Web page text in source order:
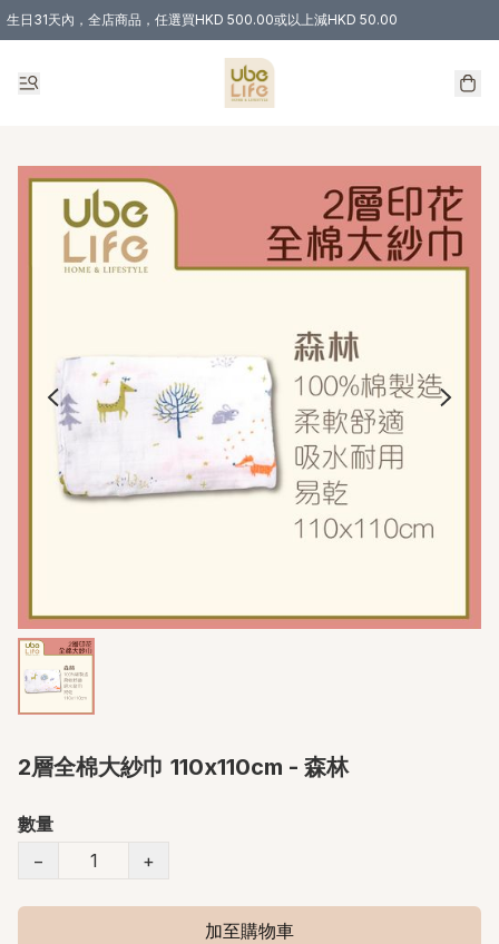
生日31天內，全店商品，任選買HKD 500.00或以上減HKD 50.00
購物滿 HKD 300.00即享免運費優惠！（適用於 特定的送貨方式 )
2層全棉大紗巾 110x110cm - 森林
數量
−
+
加至購物車